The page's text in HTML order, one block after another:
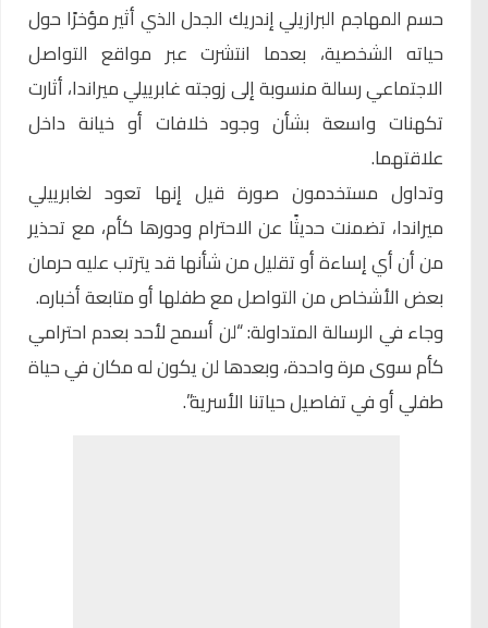
حسم المهاجم البرازيليإندريك الجدل الذي أثير مؤخرًا حول
حياته الشخصية، بعدما انتشرت عبر مواقع التواصل
الاجتماعي رسالة منسوبة إلى زوجته غابرييلي ميراندا، أثارت
تكهنات واسعة بشأن وجود خلافات أو خيانة داخل
علاقتهما.
وتداول مستخدمون صورة قيل إنها تعود لغابرييلي
ميراندا، تضمنت حديثًا عن الاحترام ودورها كأم، مع تحذير
من أن أي إساءة أو تقليل من شأنها قد يترتب عليه حرمان
بعض الأشخاص من التواصل مع طفلها أو متابعة أخباره.
وجاء في الرسالة المتداولة: “لن أسمح لأحد بعدم احترامي
كأم سوى مرة واحدة، وبعدها لن يكون له مكان في حياة
طفلي أو في تفاصيل حياتنا الأسرية”.